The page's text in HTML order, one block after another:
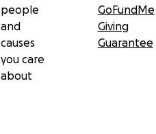
people
and
causes
you care
about
GoFundMe
Giving
Guarantee